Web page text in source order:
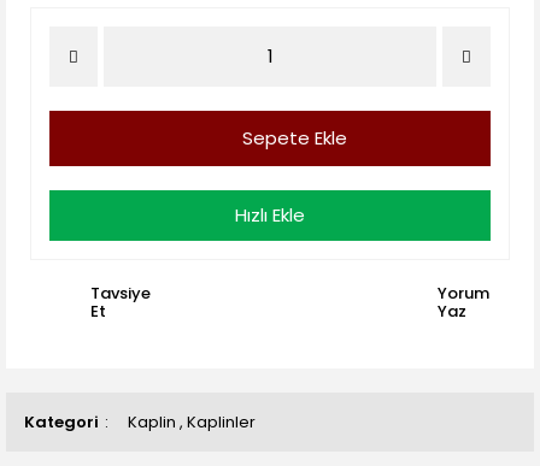
Kategori Kaplin , Kaplinler
Sepete Ekle
Hızlı Ekle
Tavsiye
Et
Yorum
Yaz